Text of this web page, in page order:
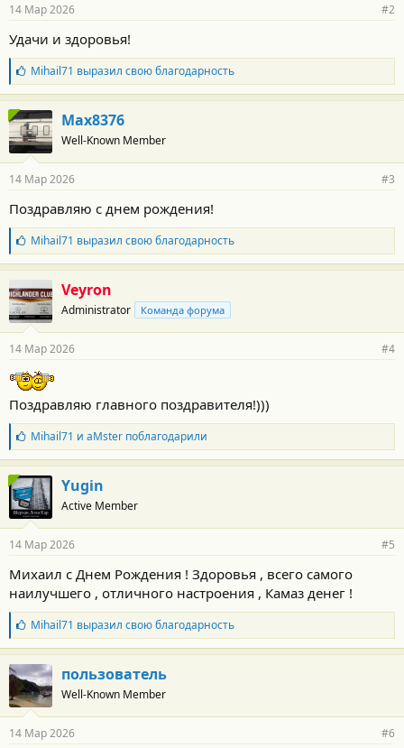
н
с
т
и
:
14 Мар 2026 #2
Удачи и здоровья!
Б
л
а
г
о
д
а
н
с
т
и
:
Mihail71 выразил свою благодарность
Max8376
Well-Known Member
14 Мар 2026 #3
Поздравляю с днем рождения!
Б
л
а
о
д
а
н
о
с
и
:
Mihail71 выразил свою благодарность
Veyron
Administrator Команда форума
14 Мар 2026 #4
Поздравляю главного поздравителя!)))
Б
л
а
г
о
д
а
н
с
т
и
:
Mihail71 и aMsterпоблагодарили
Yugin
Active Member
14 Мар 2026 #5
Михаил с Днем Рождения ! Здоровья , всего самого
наилучшего , отличного настроения , Камаз денег !
Б
л
а
г
о
д
а
н
Mihail71 выразил свою благодарность
пользователь
Well-Known Member
14 Мар 2026 #6